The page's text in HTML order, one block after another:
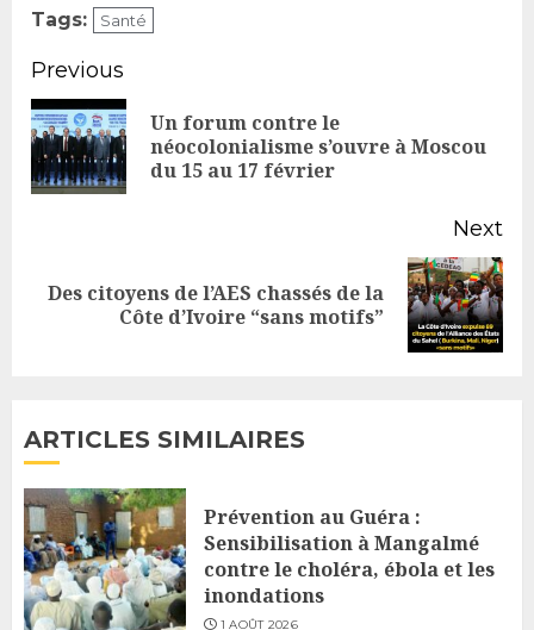
Tags: Santé
Continue
Reading
Previous
Un forum contre le
néocolonialisme s’ouvre à Moscou
du 15 au 17 février
Next
Next
Des citoyens de l’AES chassés de la
Côte d’Ivoire “sans motifs”
ARTICLES SIMILAIRES
Prévention au Guéra :
Sensibilisation à Mangalmé
contre le choléra, ébola et les
inondations
1 AOÛT 2026